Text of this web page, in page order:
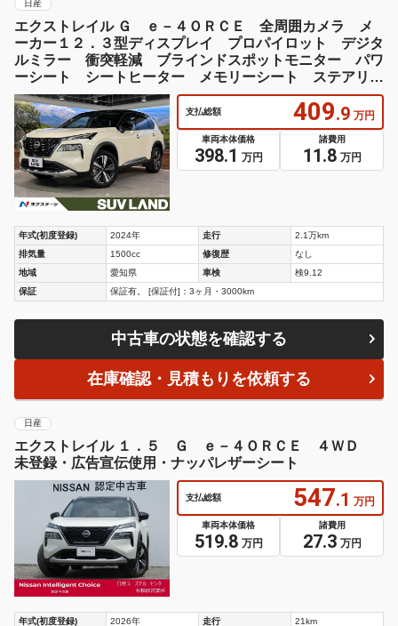
年式(初度登録) 2024年 走行
2.1万km
排気量
1500cc 修復歴
なし
地域
愛知県 車検
検9.12
保証
保証有。 [保証付]：3ヶ月・3000km
中古車の状態を確認する
在庫確認・見積もりを依頼する
日産
エクストレイル １．５ Ｇ ｅ－４ＯＲＣＥ ４ＷＤ
未登録・広告宣伝使用・ナッパレザーシート
支払総額 547.1 万円
車両本体価格
519.8 万円
年式(初度登録)
排気量
1500cc 修復歴
なし
地域
神奈川県 車検
車検整備付
保証
保証有。 [保証付]：24ヶ月・走行無制限
中古車の状態を確認する
在庫確認・見積もりを依頼する
日産